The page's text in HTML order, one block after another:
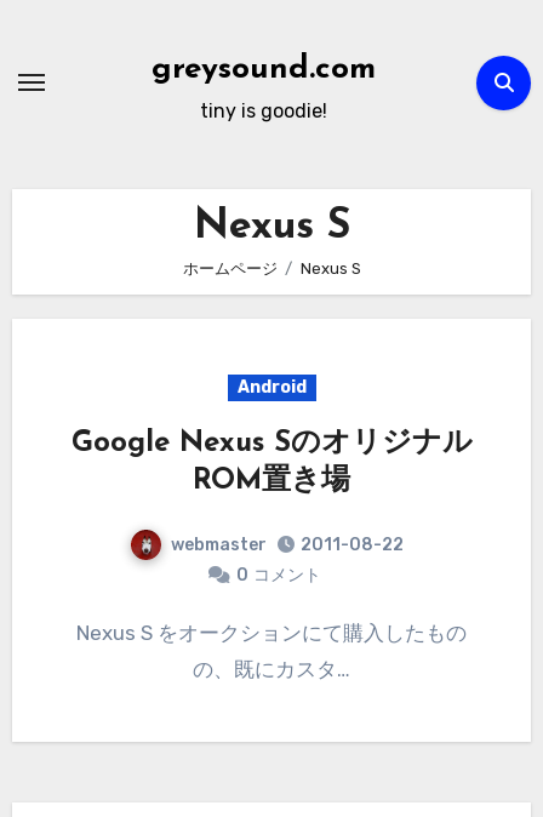
greysound.com
tiny is goodie!
Nexus S
ホームページ Nexus S
Android
Google Nexus Sのオリジナル
ROM置き場
webmaster
2011-08-22
0 コメント
Nexus S をオークションにて購入したもの
の、既にカスタ…